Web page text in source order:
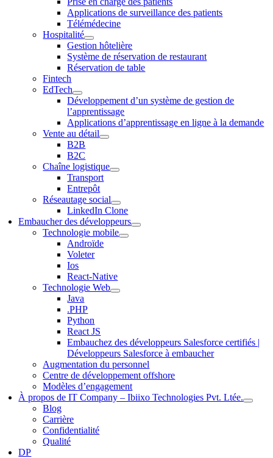
Applications de surveillance des patients
Télémédecine
Hospitalité
Gestion hôtelière
Système de réservation de restaurant
Réservation de table
Fintech
EdTech
Développement d’un système de gestion de
l’apprentissage
Applications d’apprentissage en ligne à la demande
Vente au détail
B2B
B2C
Chaîne logistique
Transport
Entrepôt
Réseautage social
LinkedIn Clone
Embaucher des développeurs
Technologie mobile
Androïde
Voleter
Ios
React-Native
Technologie Web
Java
.PHP
Python
React JS
Embauchez des développeurs Salesforce certifiés |
Développeurs Salesforce à embaucher
Augmentation du personnel
Centre de développement offshore
Modèles d’engagement
À propos de IT Company – Ibiixo Technologies Pvt. Ltée.
Blog
Carrière
Confidentialité
Qualité
DP